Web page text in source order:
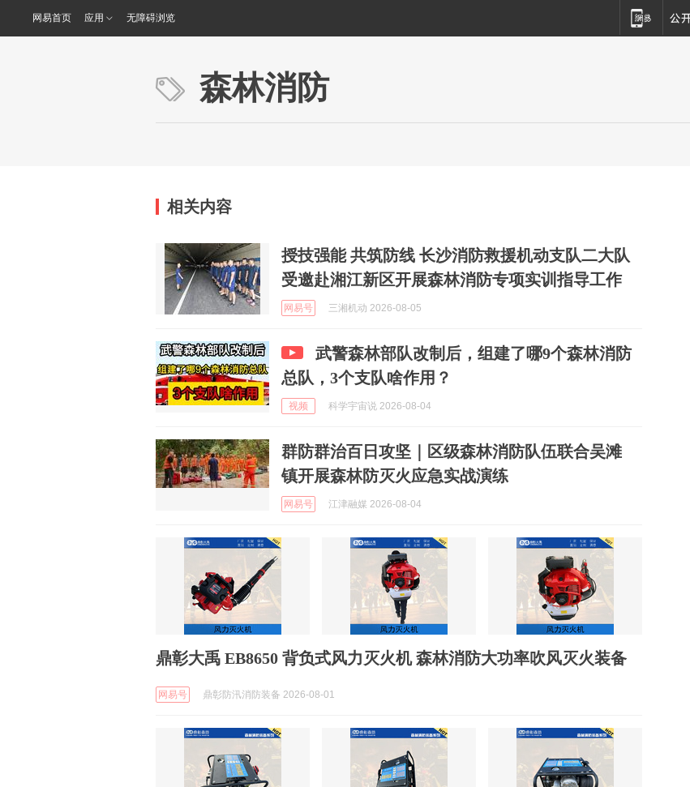
网易首页 应用 无障碍浏览
森林消防
相关内容
授技强能 共筑防线 长沙消防救援机动支队二大队
受邀赴湘江新区开展森林消防专项实训指导工作
网易号 三湘机动 2026-08-05
武警森林部队改制后，组建了哪9个森林消防
总队，3个支队啥作用？
视频 科学宇宙说 2026-08-04
群防群治百日攻坚｜区级森林消防队伍联合吴滩
镇开展森林防灭火应急实战演练
网易号 江津融媒 2026-08-04
鼎彰大禹 EB8650 背负式风力灭火机 森林消防大功率吹风灭火装备
网易号 鼎彰防汛消防装备 2026-08-01